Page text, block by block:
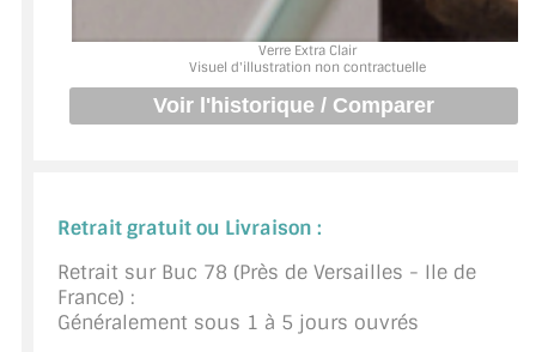
BARRES DE STABILISATION
JOINTS D'ÉTANCHÉITÉS
SYSTÈMES COULISSANTS
LE CATALOGUE ACCESSOIRES
(STROMBINOSCOPE)
Verre Extra Clair
Visuel d'illustration non contractuelle
Retrait gratuit ou Livraison :
Retrait sur Buc 78 (Près de Versailles - Ile de
France) :
Généralement sous 1 à 5 jours ouvrés